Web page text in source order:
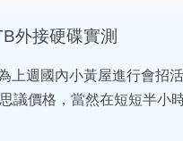
外接硬碟實測
上週國內小黃屋進行會
議價格，當然在短短半小